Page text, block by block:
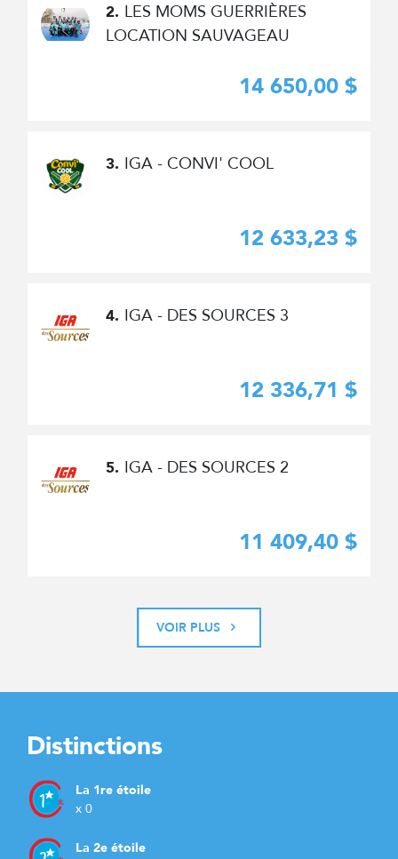
2. LES MOMS GUERRIÈRES
LOCATION SAUVAGEAU
14 650,00 $
3. IGA - CONVI' COOL
12 633,23 $
4. IGA - DES SOURCES 3
12 336,71 $
5. IGA - DES SOURCES 2
11 409,40 $
VOIR PLUS
Distinctions
La 1re étoile
x 0
La 2e étoile